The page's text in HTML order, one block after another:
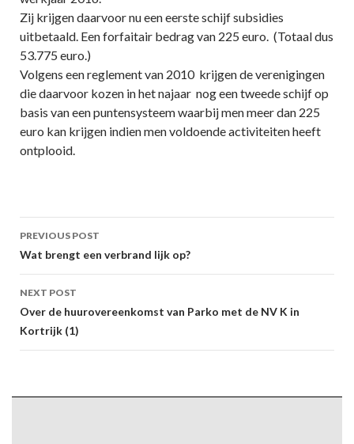
Zij krijgen daarvoor nu een eerste schijf subsidies
uitbetaald. Een forfaitair bedrag van 225 euro. (Totaal dus
53.775 euro.)
Volgens een reglement van 2010 krijgen de verenigingen
die daarvoor kozen in het najaar nog een tweede schijf op
basis van een puntensysteem waarbij men meer dan 225
euro kan krijgen indien men voldoende activiteiten heeft
ontplooid.
Post
navigation
PREVIOUS POST
Wat brengt een verbrand lijk op?
NEXT POST
Over de huurovereenkomst van Parko met de NV K in
Kortrijk (1)